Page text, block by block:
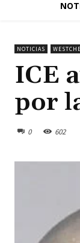
NOTICIAS
ICE
por
0 602